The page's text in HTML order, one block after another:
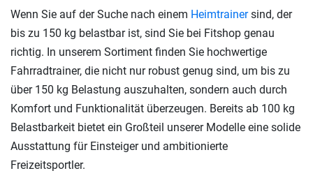
Wenn Sie auf der Suche nach einem Heimtrainersind, der
bis zu 150 kg belastbar ist, sind Sie bei Fitshop genau
richtig. In unserem Sortiment finden Sie hochwertige
Fahrradtrainer, die nicht nur robust genug sind, um bis zu
über 150 kg Belastung auszuhalten, sondern auch durch
Komfort und Funktionalität überzeugen. Bereits ab 100 kg
Belastbarkeit bietet ein Großteil unserer Modelle eine solide
Ausstattung für Einsteiger und ambitionierte
Freizeitsportler.